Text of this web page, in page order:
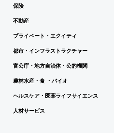
保険
不動産
プライベート・エクイティ
都市・インフラストラクチャー
官公庁・地方自治体・公的機関
農林水産・食 ・バイオ
ヘルスケア・医薬ライフサイエンス
人材サービス